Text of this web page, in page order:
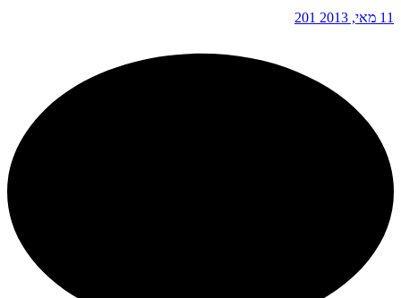
11 מאי, 2013 201